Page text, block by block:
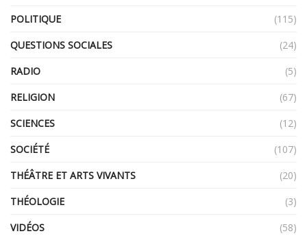
POLITIQUE
(115)
QUESTIONS SOCIALES
(24)
RADIO
(5)
RELIGION
(67)
SCIENCES
(12)
SOCIÉTÉ
(107)
THÉÂTRE ET ARTS VIVANTS
(20)
THÉOLOGIE
(3)
VIDÉOS
(58)